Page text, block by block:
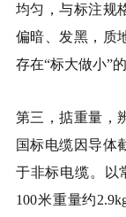
均匀，与标注规
偏暗、发黑，质
存在“标大做小”
第三，掂重量，
国标电缆因导体
于非标电缆。以
100米重量约